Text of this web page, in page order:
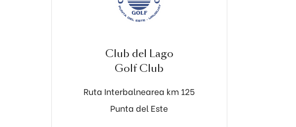
Club del Lago
Golf Club
Ruta Interbalnearea km 125
Punta del Este